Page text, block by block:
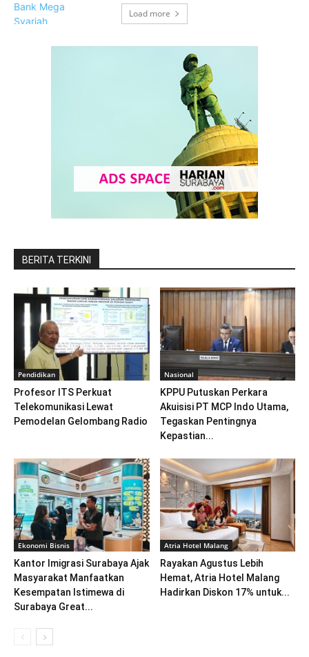
Load more
BERITA TERKINI
Pendidikan
Profesor ITS Perkuat
Telekomunikasi Lewat
Pemodelan Gelombang Radio
Nasional
KPPU Putuskan Perkara
Akuisisi PT MCP Indo Utama,
Tegaskan Pentingnya
Kepastian...
Ekonomi Bisnis
Kantor Imigrasi Surabaya Ajak
Masyarakat Manfaatkan
Kesempatan Istimewa di
Surabaya Great...
Atria Hotel Malang
Rayakan Agustus Lebih
Hemat, Atria Hotel Malang
Hadirkan Diskon 17% untuk...